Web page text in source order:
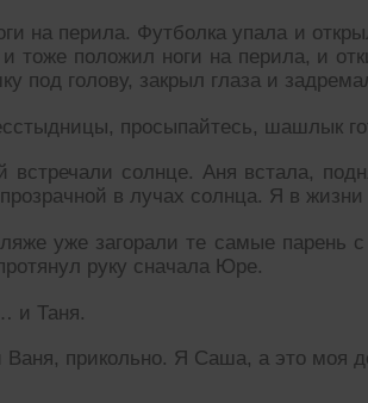
на перила. Футболка упала и
тоже положил ноги на перила, и
под голову, закрыл глаза и
просыпайтесь, шашлык
солнце. Аня встала,
в лучах солнца. Я в жизни
уже загорали те самые
руку сначала Юре.
прикольно. Я Саша, а это моя